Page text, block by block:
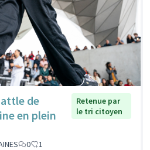
de
en plein
Retenue par
le tri citoyen
0 1